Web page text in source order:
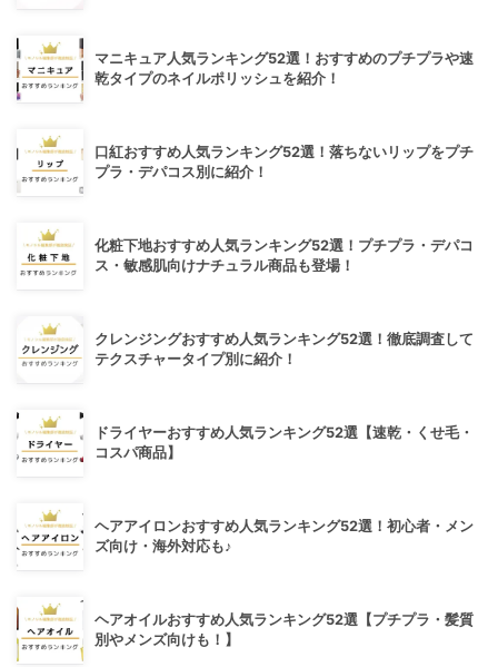
マニキュア人気ランキング52選！おすすめのプチプラや速
乾タイプのネイルポリッシュを紹介！
口紅おすすめ人気ランキング52選！落ちないリップをプチ
プラ・デパコス別に紹介！
化粧下地おすすめ人気ランキング52選！プチプラ・デパコ
ス・敏感肌向けナチュラル商品も登場！
クレンジングおすすめ人気ランキング52選！徹底調査して
テクスチャータイプ別に紹介！
ドライヤーおすすめ人気ランキング52選【速乾・くせ毛・
コスパ商品】
ヘアアイロンおすすめ人気ランキング52選！初心者・メン
ズ向け・海外対応も♪
ヘアオイルおすすめ人気ランキング52選【プチプラ・髪質
別やメンズ向けも！】